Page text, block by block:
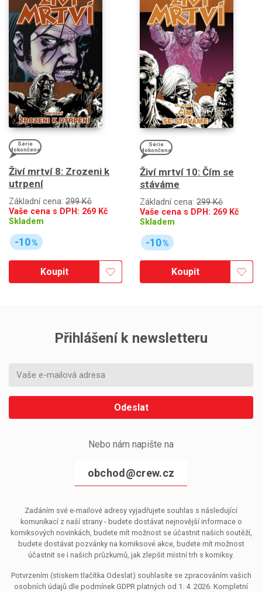
Série
dokončena
Živí mrtví 8: Zrozeni k
utrpení
Základní cena: 299 Kč
Vaše cena s DPH: 269 Kč
Skladem
-10%
Koupit
Série
dokončena
Živí mrtví 10: Čím se
stáváme
Základní cena: 299 Kč
Vaše cena s DPH: 269 Kč
Skladem
-10%
Koupit
Přihlášení k newsletteru
Odeslat
Nebo nám napište na
obchod@crew.cz
Zadáním své e-mailové adresy vyjadřujete souhlas s následující
komunikací z naší strany - budete dostávat nejnovější informace o
komiksových novinkách, budete mít možnost se účastnit našich soutěží,
budete dostávat pozvánky na komiksové akce, budete mít možnost
účastnit se i našich průzkumů, jak zlepšit místní trh s komiksy.
Potvrzením (stiskem tlačítka Odeslat) souhlasíte se zpracováním vašich
osobních údajů dle podmínek GDPR platných od 1. 4. 2026. Kompletní